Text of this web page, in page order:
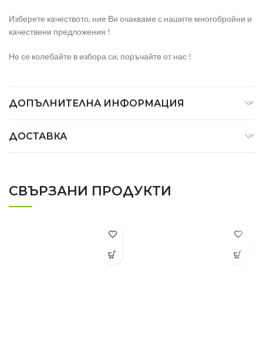
Изберете качеството, ние Ви очакваме с нашите многобройни и
качествени предложения !
Не се колебайте в избора си, поръчайте от нас !
ДОПЪЛНИТЕЛНА ИНФОРМАЦИЯ
ДОСТАВКА
СВЪРЗАНИ ПРОДУКТИ